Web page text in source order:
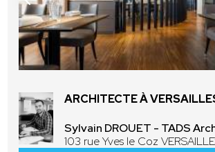
ARCHITECTE À
Sylvain DROUET - TADS
103 rue Yves le Coz